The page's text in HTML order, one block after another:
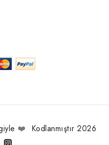
❤️ Kodlanmıştır 2026